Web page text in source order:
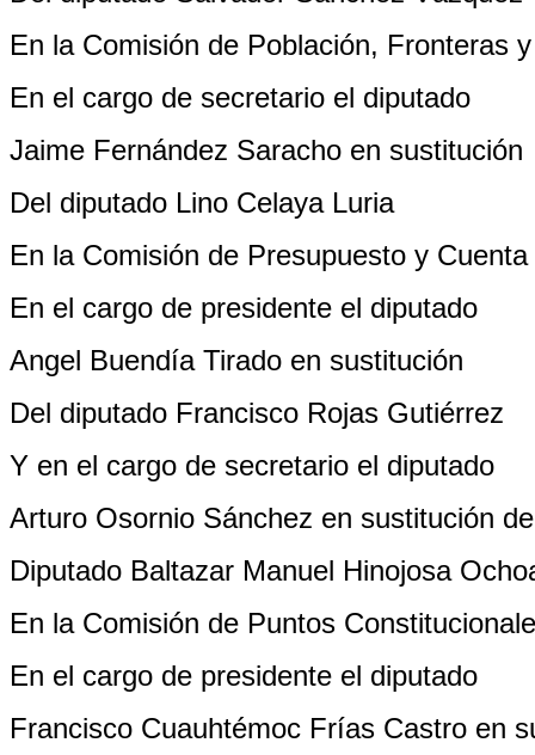
En la Comisión de Población, Fronteras
En el cargo de secretario el diputado
Jaime Fernández Saracho en sustitución
Del diputado Lino Celaya Luria
En la Comisión de Presupuesto y
En el cargo de presidente el diputado
Angel Buendía Tirado en sustitución
Del diputado Francisco Rojas Gutiérrez
Y en el cargo de secretario el diputado
Arturo Osornio Sánchez en sustitución
Diputado Baltazar Manuel Hinojosa
En la Comisión de Puntos
En el cargo de presidente el diputado
Francisco Cuauhtémoc Frías Castro en